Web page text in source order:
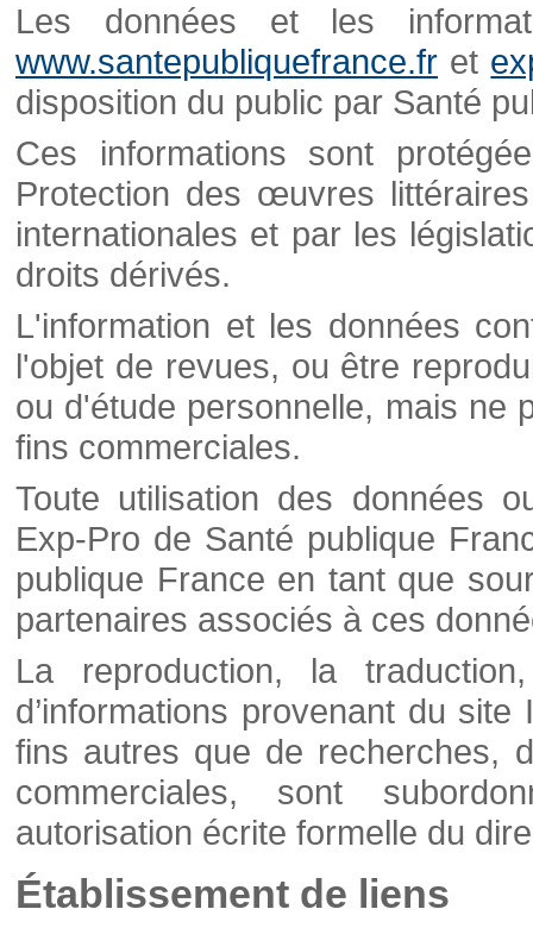
Les données et les
www.santepubliquefrance.fr et
disposition du public par Santé
Ces informations sont
Protection des œuvres
internationales et par les
droits dérivés.
L'information et les données
l'objet de revues, ou être
ou d'étude personnelle, mais ne
fins commerciales.
Toute utilisation des données
Exp-Pro de Santé publique
publique France en tant que
partenaires associés à ces
La reproduction, la
d’informations provenant du
fins autres que de recherches,
commerciales, sont
autorisation écrite formelle du
Établissement de liens